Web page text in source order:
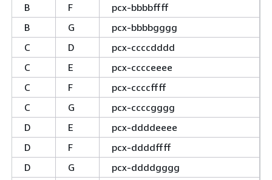
B
F
pcx-bbbbffff
B
G
pcx-bbbbgggg
C
D
pcx-ccccdddd
C
E
pcx-cccceeee
C
F
pcx-ccccffff
C
G
pcx-ccccgggg
D
E
pcx-ddddeeee
D
F
pcx-ddddffff
D
G
pcx-ddddgggg